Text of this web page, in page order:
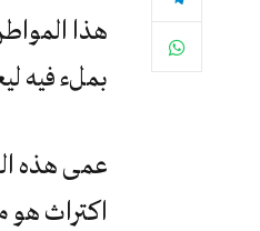
هذا
بملء فيه
عمى هذه
اكتراث